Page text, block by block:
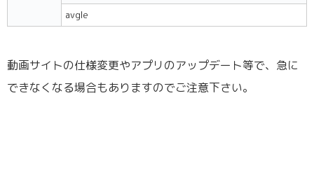
avgle
動画サイトの仕様変更やアプリのアップデート等で、急に
できなくなる場合もありますのでご注意下さい。